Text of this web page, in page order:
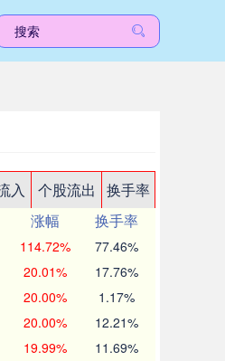
入 个股流出
换手率
涨幅
换手率
114.72% 77.46%
20.01% 17.76%
20.00% 1.17%
20.00% 12.21%
19.99% 11.69%